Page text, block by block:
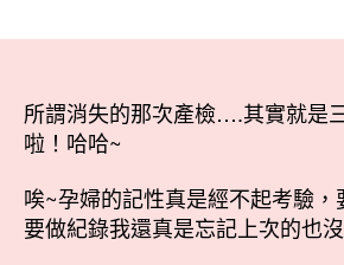
期
所謂消失的那次產檢….其實就是
啦！哈哈~
唉~孕婦的記性真是經不起考驗
要做紀錄我還真是忘記上次的也沒